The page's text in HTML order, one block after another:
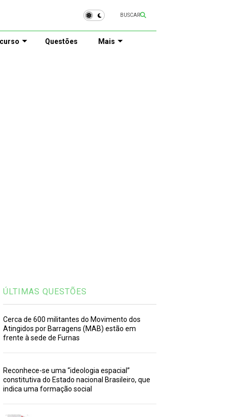
BUSCAR
Questões Mais
ÚLTIMAS QUESTÕES
Cerca de 600 militantes do Movimento dos
Atingidos por Barragens (MAB) estão em
frente à sede de Furnas
Reconhece-se uma “ideologia espacial”
constitutiva do Estado nacional Brasileiro, que
indica uma formação social